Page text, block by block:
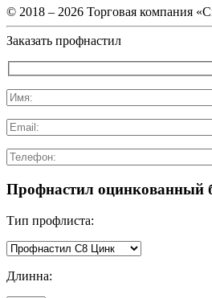
© 2018 – 2026 Торговая компания
Заказать профнастил
Профнастил оцинкованный
Тип профлиста:
Длинна: